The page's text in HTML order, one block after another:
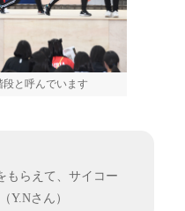
と呼んでいます
もらえて、サイコー
Y.Nさん）